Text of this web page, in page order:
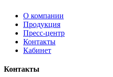
О компании
Продукция
Пресс-центр
Контакты
Кабинет
Контакты